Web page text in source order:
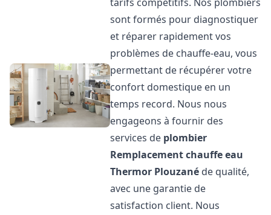
sont formés pour diagnostiquer
et réparer rapidement vos
problèmes de chauffe-eau, vous
permettant de récupérer votre
confort domestique en un
temps record. Nous nous
engageons à fournir des
services de plombier
Remplacement chauffe eau
Thermor Plouzané de qualité,
avec une garantie de
satisfaction client. Nous